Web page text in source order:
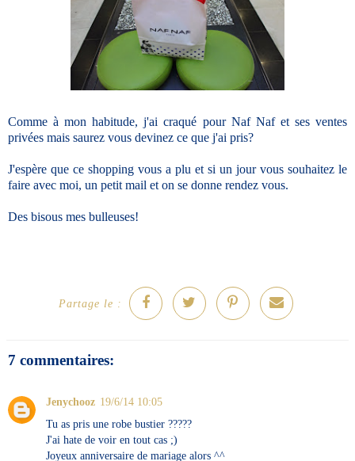
Comme à mon habitude, j'ai craqué pour Naf Naf et ses ventes
privées mais saurez vous devinez ce que j'ai pris?
J'espère que ce shopping vous a plu et si un jour vous souhaitez le
faire avec moi, un petit mail et on se donne rendez vous.
Des bisous mes bulleuses!
Partage le :
7 commentaires:
Jenychooz 19/6/14 10:05
Tu as pris une robe bustier ?????
J'ai hate de voir en tout cas ;)
Joyeux anniversaire de mariage alors ^^